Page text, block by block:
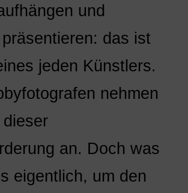
und
das ist
jeden Künstlers.
nehmen
an. Doch was
eigentlich, um den